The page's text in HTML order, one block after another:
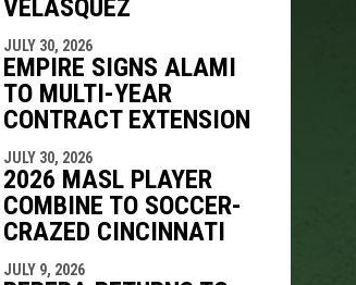
VELÁSQUEZ
JULY 30, 2026
EMPIRE SIGNS ALAMI
TO MULTI-YEAR
CONTRACT EXTENSION
JULY 30, 2026
2026 MASL PLAYER
COMBINE TO SOCCER-
CRAZED CINCINNATI
JULY 9, 2026